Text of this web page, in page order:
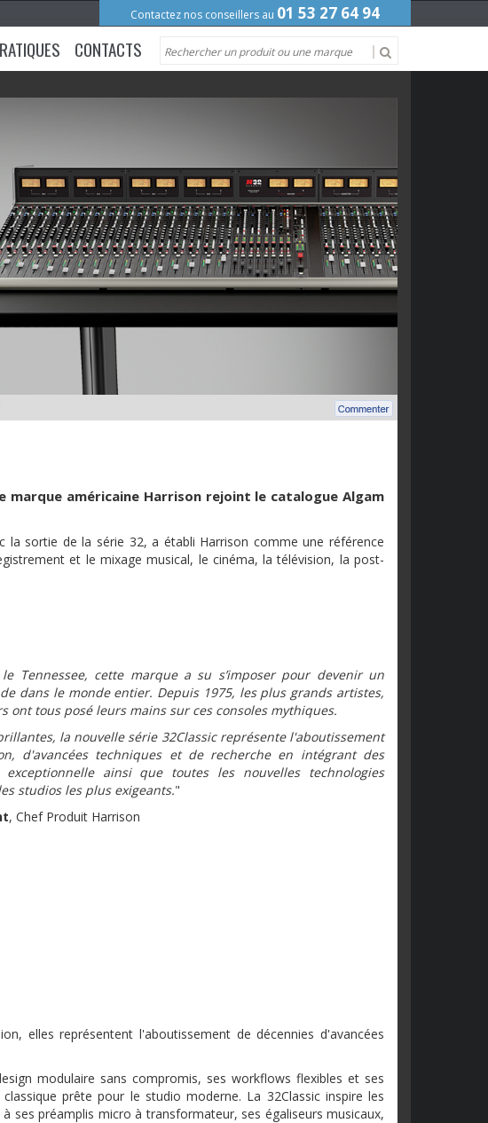
Contactez nos conseillers au 01 53 27 64 94
CONTACTS
marque américaine Harrison rejoint le catalogue Algam
sortie de la série 32, a établi Harrison comme une référence
et le mixage musical, le cinéma, la télévision, la post-
Tennessee, cette marque a su s’imposer pour devenir un
dans le monde entier. Depuis 1975, les plus grands artistes,
ont tous posé leurs mains sur ces consoles mythiques.
la nouvelle série 32Classic représente l'aboutissement
d'avancées techniques et de recherche en intégrant des
ainsi que toutes les nouvelles technologies
studios les plus exigeants."
, Chef Produit Harrison
elles représentent l'aboutissement de décennies d'avancées
modulaire sans compromis, ses workflows flexibles et ses
prête pour le studio moderne. La 32Classic inspire les
ses préamplis micro à transformateur, ses égaliseurs musicaux,